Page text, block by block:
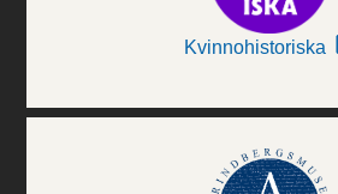
Kvinnohistoriska